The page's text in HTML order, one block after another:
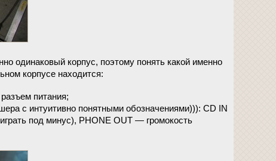
одинаковый корпус, поэтому понять какой именно
корпусе находится:
питания;
с интуитивно понятными обозначениями))): CD IN
под минус), PHONE OUT — громокость